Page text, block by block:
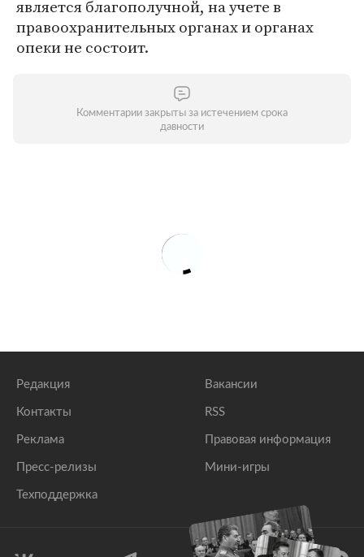
является благополучной, на учете в
правоохранительных органах и органах
опеки не состоит.
Комментарии закрыты за истечением срока
давности
Редакция
Контакты
Реклама
Пресс-релизы
Техподдержка
Вакансии
RSS
Правовая информация
Мини-игры